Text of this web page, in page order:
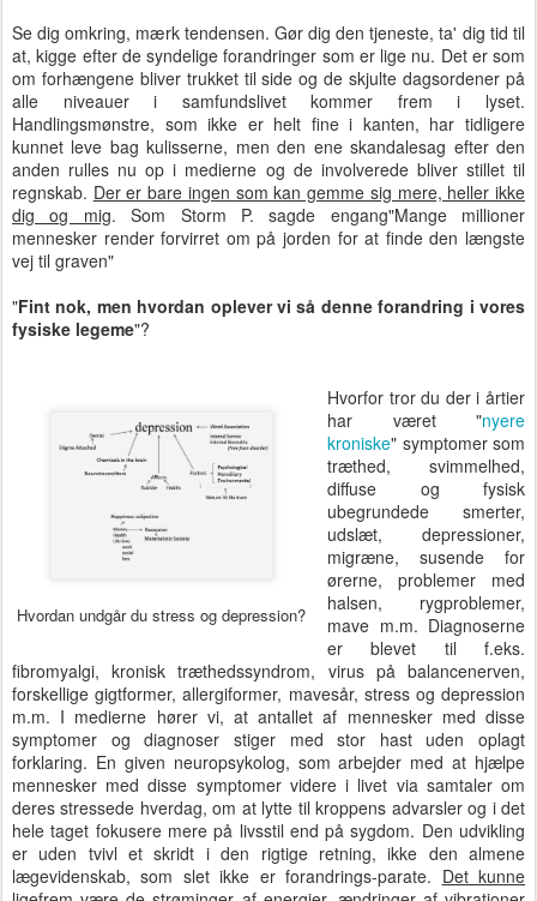
Se dig omkring, mærk tendensen. Gør dig den tjeneste, ta' dig tid til
at, kigge efter de syndelige forandringer som er lige nu. Det er som
om forhængene bliver trukket til side og de skjulte dagsordener på
alle niveauer i samfundslivet kommer frem i lyset.
Handlingsmønstre, som ikke er helt fine i kanten, har tidligere
kunnet leve bag kulisserne, men den ene skandalesag efter den
anden rulles nu op i medierne og de involverede bliver stillet til
regnskab. Der er bare ingen som kan gemme sig mere, heller ikke
dig og mig. Som Storm P. sagde engang"Mange millioner
mennesker render forvirret om på jorden for at finde den længste
vej til graven"
"Fint nok, men hvordan oplever vi så denne forandring i vores
fysiske legeme"?
Hvordan undgår du stress og depression?
Hvorfor tror du der i årtier
har været "nyere
kroniske" symptomer som
træthed, svimmelhed,
diffuse og fysisk
ubegrundede smerter,
udslæt, depressioner,
migræne, susende for
ørerne, problemer med
halsen, rygproblemer,
mave m.m. Diagnoserne
er blevet til f.eks.
fibromyalgi, kronisk træthedssyndrom, virus på balancenerven,
forskellige gigtformer, allergiformer, mavesår, stress og depression
m.m. I medierne hører vi, at antallet af mennesker med disse
symptomer og diagnoser stiger med stor hast uden oplagt
forklaring. En given neuropsykolog, som arbejder med at hjælpe
mennesker med disse symptomer videre i livet via samtaler om
deres stressede hverdag, om at lytte til kroppens advarsler og i det
hele taget fokusere mere på livsstil end på sygdom. Den udvikling
er uden tvivl et skridt i den rigtige retning, ikke den almene
lægevidenskab, som slet ikke er forandrings-parate. Det kunne